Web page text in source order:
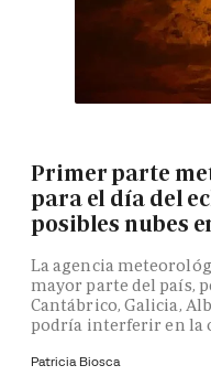
Primer parte
para el día del
posibles nubes
La agencia
mayor parte del país,
Cantábrico, Galicia,
podría interferir en la
Patricia Biosca